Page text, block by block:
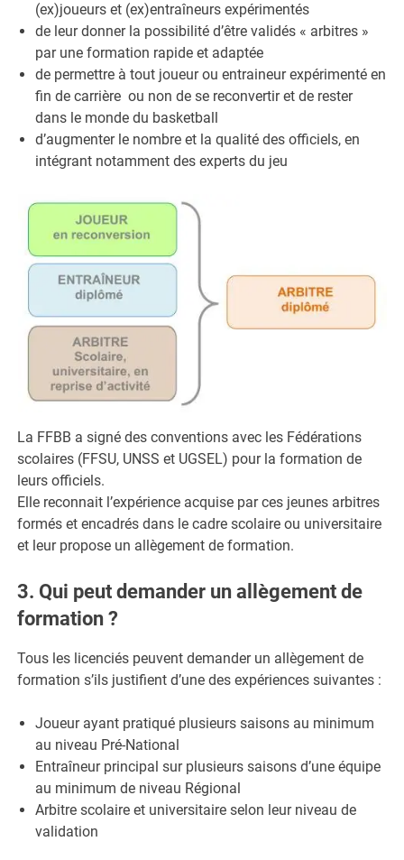
(ex)joueurs et (ex)entraîneurs expérimentés
de leur donner la possibilité d’être validés « arbitres »
par une formation rapide et adaptée
de permettre à tout joueur ou entraineur expérimenté en
fin de carrière ou non de se reconvertir et de rester
dans le monde du basketball
d’augmenter le nombre et la qualité des officiels, en
intégrant notamment des experts du jeu
La FFBB a signé des conventions avec les Fédérations
scolaires (FFSU, UNSS et UGSEL) pour la formation de
leurs officiels.
Elle reconnait l’expérience acquise par ces jeunes arbitres
formés et encadrés dans le cadre scolaire ou universitaire
et leur propose un allègement de formation.
3. Qui peut demander un allègement de
formation ?
Tous les licenciés peuvent demander un allègement de
formation s’ils justifient d’une des expériences suivantes :
Joueur ayant pratiqué plusieurs saisons au minimum
au niveau Pré-National
Entraîneur principal sur plusieurs saisons d’une équipe
au minimum de niveau Régional
Arbitre scolaire et universitaire selon leur niveau de
validation